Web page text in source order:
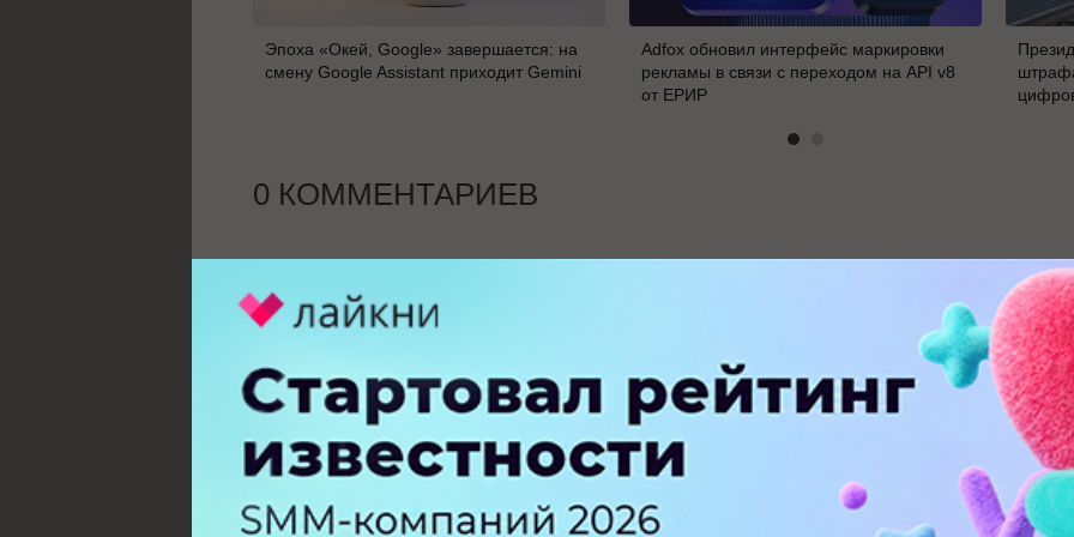
Эпоха «Окей, Google» завершается: на
смену Google Assistant приходит Gemini
Adfox обновил интерфейс маркировки
рекламы в связи с переходом на API v8
от ЕРИР
0 КОММЕНТАРИЕВ
ПЕРЕЙТИ НА ПОЛНУЮ ВЕРСИЮ
© SEOnews.ru Все права защищены. 2026